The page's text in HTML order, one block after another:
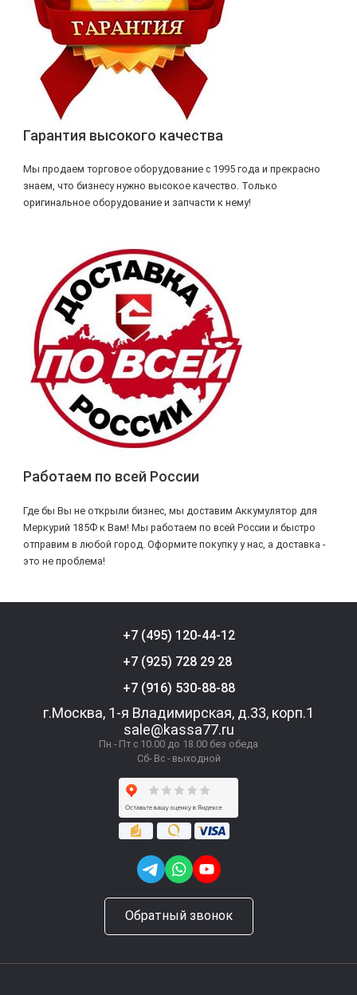
Гарантия высокого качества
Мы продаем торговое оборудование с 1995 года и прекрасно
знаем, что бизнесу нужно высокое качество. Только
оригинальное оборудование и запчасти к нему!
Работаем по всей России
Где бы Вы не открыли бизнес, мы доставим Аккумулятор для
Меркурий 185Ф к Вам! Мы работаем по всей России и быстро
отправим в любой город. Оформите покупку у нас, а доставка -
это не проблема!
+7 (495) 120-44-12
+7 (925) 728 29 28
+7 (916) 530-88-88
г.Москва, 1-я Владимирская, д.33, корп.1
sale@kassa77.ru
Пн - Пт с 10.00 до 18.00 без обеда
Сб- Вс - выходной
Обратный звонок